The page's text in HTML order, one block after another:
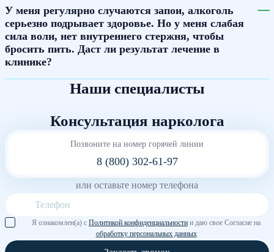
У меня регулярно случаются запои, алкоголь
серьезно подрывает здоровье. Но у меня слабая
сила воли, нет внутреннего стержня, чтобы
бросить пить. Даст ли результат лечение в
клинике?
Наши специалисты
Консультация нарколога
Позвоните на номер горячей линии
8 (800) 302-61-97
или оставьте номер телефона
Я ознакомлен(а) с Политикой конфиденциальности и даю свое Согласие на
обработку персональных данных